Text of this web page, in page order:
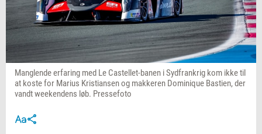
Manglende erfaring med Le Castellet-banen i Sydfrankrig kom ikke til
at koste for Marius Kristiansen og makkeren Dominique Bastien, der
vandt weekendens løb. Pressefoto